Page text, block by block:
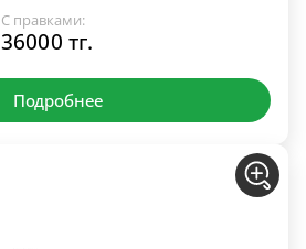
С правками:
36000 тг.
Подробнее